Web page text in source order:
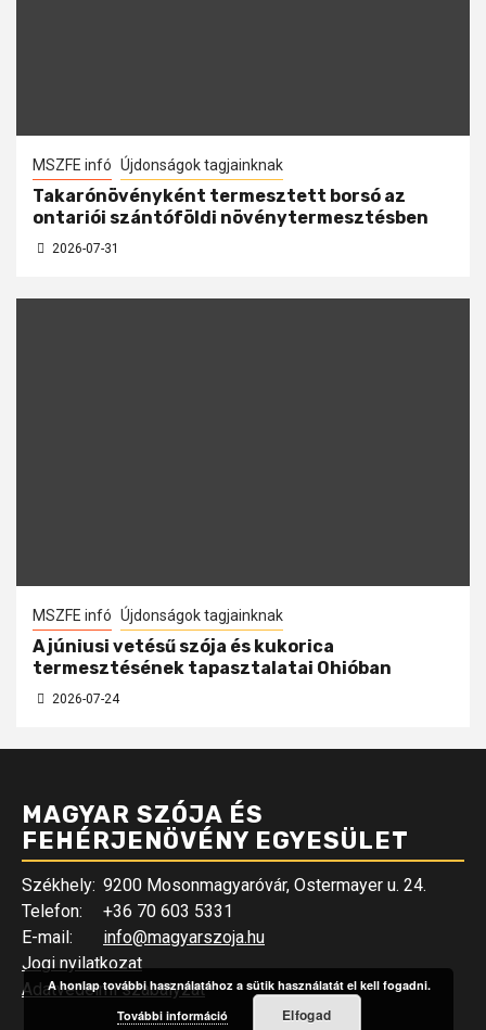
MSZFE infó Újdonságok tagjainknak
Takarónövényként termesztett borsó az
ontariói szántóföldi növénytermesztésben
2026-07-31
MSZFE infó Újdonságok tagjainknak
A júniusi vetésű szója és kukorica
termesztésének tapasztalatai Ohióban
2026-07-24
MAGYAR SZÓJA ÉS
FEHÉRJENÖVÉNY EGYESÜLET
Székhely: 9200 Mosonmagyaróvár, Ostermayer u. 24.
Telefon:
+36 70 603 5331
E-mail:
info@magyarszoja.hu
Jogi nyilatkozat
Adatvédelmi szabályzat
A honlap további használatához a sütik használatát el kell fogadni.
További információ
Elfogad